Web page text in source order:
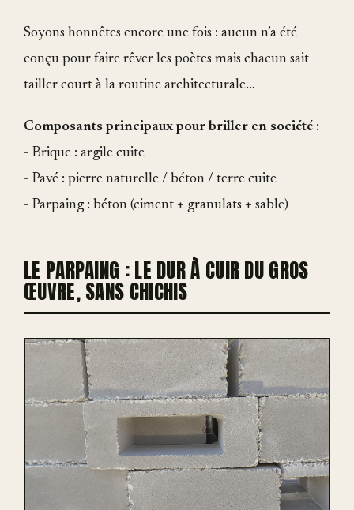
Soyons honnêtes encore une fois : aucun n’a été
conçu pour faire rêver les poètes mais chacun sait
tailler court à la routine architecturale…
Composants principaux pour briller en société :
- Brique : argile cuite
- Pavé : pierre naturelle / béton / terre cuite
- Parpaing : béton (ciment + granulats + sable)
LE PARPAING : LE DUR À CUIR DU GROS
ŒUVRE, SANS CHICHIS